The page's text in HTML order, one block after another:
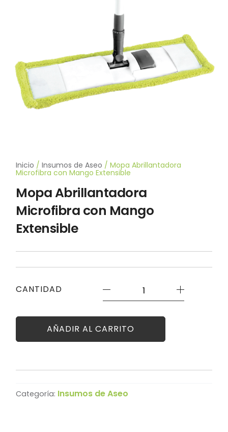
Inicio /Insumos de Aseo / Mopa Abrillantadora
Microfibra con Mango Extensible
Mopa Abrillantadora
Microfibra con Mango
Extensible
CANTIDAD
Abrillantadora
Microfibra
Extensible
cantidad
AÑADIR AL CARRITO
Categoría: Insumos de Aseo